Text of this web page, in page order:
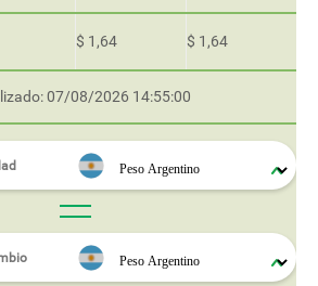
$ 1,64 $ 1,64
07/08/2026 14:55:00